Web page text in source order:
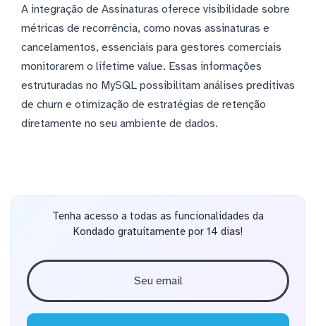
A integração de Assinaturas oferece visibilidade sobre
métricas de recorrência, como novas assinaturas e
cancelamentos, essenciais para gestores comerciais
monitorarem o lifetime value. Essas informações
estruturadas no MySQL possibilitam análises preditivas
de churn e otimização de estratégias de retenção
diretamente no seu ambiente de dados.
Tenha acesso a todas as funcionalidades da
Kondado gratuitamente por 14 dias!